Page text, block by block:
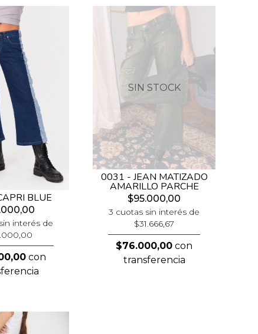
BLUE
interés de
con
SIN STOCK
0031 - JEAN MATIZADO
AMARILLO PARCHE
$95.000,00
3 cuotas sin interés de
$31.666,67
$76.000,00 con
transferencia